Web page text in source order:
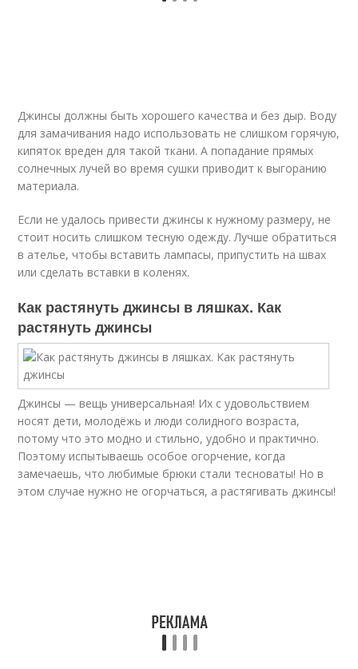
Джинсы должны быть хорошего качества и без дыр. Воду
для замачивания надо использовать не слишком горячую,
кипяток вреден для такой ткани. А попадание прямых
солнечных лучей во время сушки приводит к выгоранию
материала.
Если не удалось привести джинсы к нужному размеру, не
стоит носить слишком тесную одежду. Лучше обратиться
в ателье, чтобы вставить лампасы, припустить на швах
или сделать вставки в коленях.
Как растянуть джинсы в ляшках. Как
растянуть джинсы
Джинсы — вещь универсальная! Их с удовольствием
носят дети, молодёжь и люди солидного возраста,
потому что это модно и стильно, удобно и практично.
Поэтому испытываешь особое огорчение, когда
замечаешь, что любимые брюки стали тесноваты! Но в
этом случае нужно не огорчаться, а растягивать джинсы!